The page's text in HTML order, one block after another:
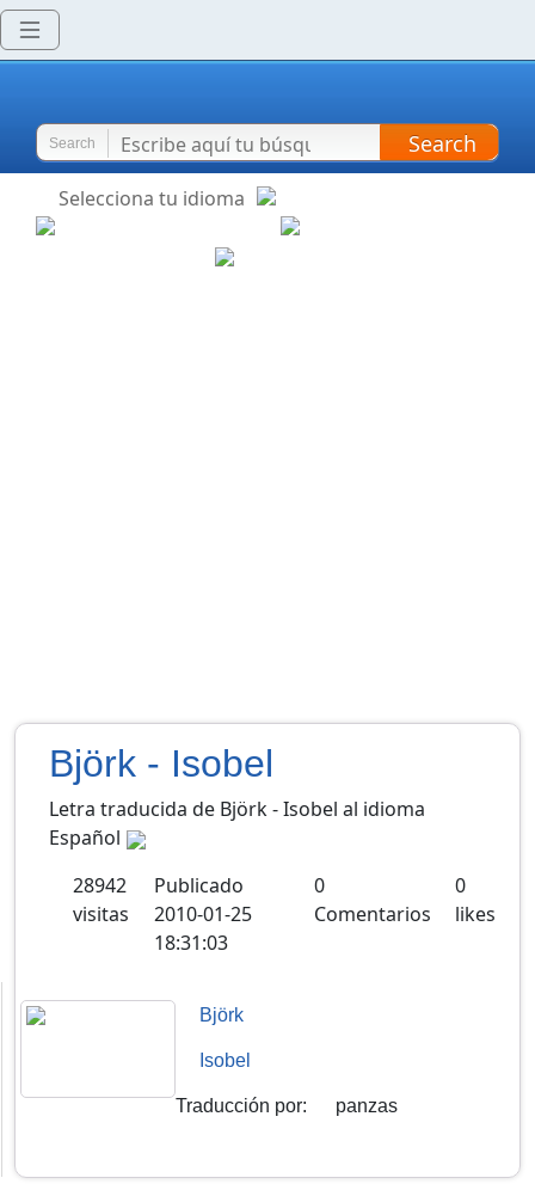
Search Search
Selecciona tu idioma
Björk - Isobel
Letra traducida de Björk - Isobel al idioma
Español
28942
visitas
Publicado
2010-01-25
18:31:03
0
Comentarios
0
likes
Björk
Isobel
Traducción por: panzas